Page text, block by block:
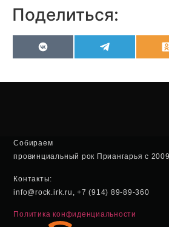
Поделиться:
VK
Собираем
провинциальный рок Приангарья с
Контакты:
info@rock.irk.ru, +7 (914) 89-89-360
Политика конфиденциальности